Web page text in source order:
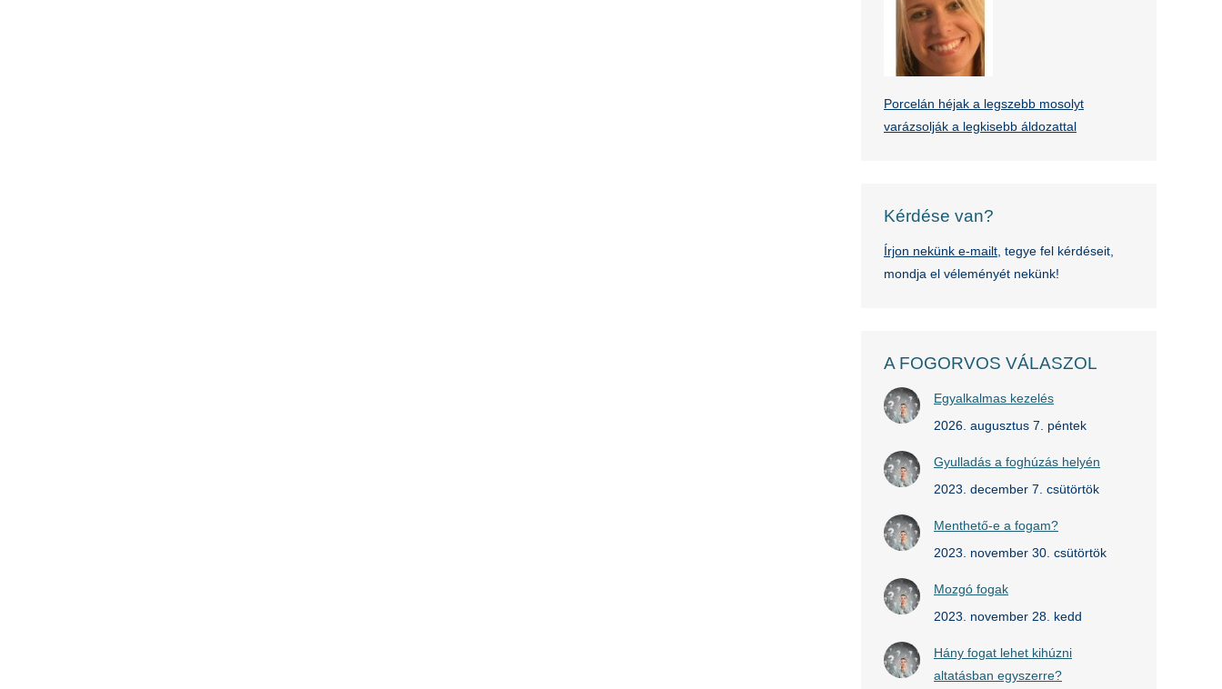
Porcelán héjak a legszebb mosolyt
varázsolják a legkisebb áldozattal
Kérdése van?
Írjon nekünk e-mailt , tegye fel kérdéseit,
mondja el véleményét nekünk!
A FOGORVOS VÁLASZOL
Egyalkalmas kezelés
2026. augusztus 7. péntek
Gyulladás a foghúzás helyén
2023. december 7. csütörtök
Menthető-e a fogam?
2023. november 30. csütörtök
Mozgó fogak
2023. november 28. kedd
Hány fogat lehet kihúzni
altatásban egyszerre?